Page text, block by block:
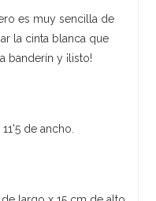
es muy sencilla de
la cinta blanca que
banderín y ¡listo!
de ancho.